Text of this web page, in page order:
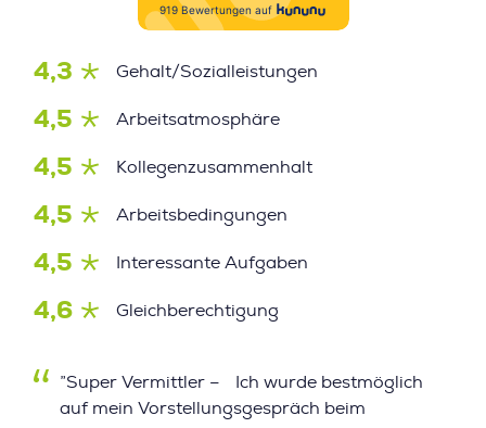
4,3 Gehalt/Sozialleistungen
4,5 Arbeitsatmosphäre
4,5 Kollegenzusammenhalt
4,5 Arbeitsbedingungen
4,5 Interessante Aufgaben
4,6 Gleichberechtigung
”Super Vermittler – Ich wurde bestmöglich
auf mein Vorstellungsgespräch beim